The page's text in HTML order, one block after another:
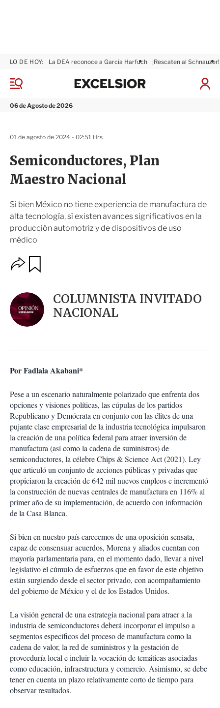
M
n
06 de Agosto de 2026
LO DE HOY: La DEA reconoce a García Harfuch ¡Rescaten al Schnauzer!
I
x
Semiconductores, Plan
Maestro Nacional
Si bien México no tiene experiencia de manufactura de
alta tecnología, sí existen avances significativos en la
producción automotriz y de dispositivos de uso
médico
01 de agosto de 2024 - 02:51 Hrs
O
p
o
n
e
s
c
m
a
r
t
i
r
a
r
COLUMNISTA INVITADO
NACIONAL
Por Fadlala Akabani*
Pese a un escenario naturalmente polarizado que enfrenta dos
opciones y visiones políticas, las cúpulas de los partidos
Republicano y Demócrata en conjunto con las élites de una
pujante clase empresarial de la industria tecnológica impulsaron
la creación de una política federal para atraer inversión de
manufactura (así como la cadena de suministros) de
semiconductores, la célebre Chips & Science Act (2021). Ley
que articuló un conjunto de acciones públicas y privadas que
propiciaron la creación de 642 mil nuevos empleos e incrementó
la construcción de nuevas centrales de manufactura en 116% al
primer año de su implementación, de acuerdo con información
de la Casa Blanca.
Si bien en nuestro país carecemos de una oposición sensata,
capaz de consensuar acuerdos, Morena y aliados cuentan con
mayoría parlamentaria para, en el momento dado, llevar a nivel
legislativo el cúmulo de esfuerzos que en favor de este objetivo
están surgiendo desde el sector privado, con acompañamiento
del gobierno de México y el de los Estados Unidos.
La visión general de una estrategia nacional para atraer a la
industria de semiconductores deberá incorporar el impulso a
segmentos específicos del proceso de manufactura como la
cadena de valor, la red de suministros y la gestación de
proveeduría local e incluir la vocación de temáticas asociadas
como educación, infraestructura y comercio. Asimismo, se debe
tener en cuenta un plazo relativamente corto de tiempo para
observar resultados.